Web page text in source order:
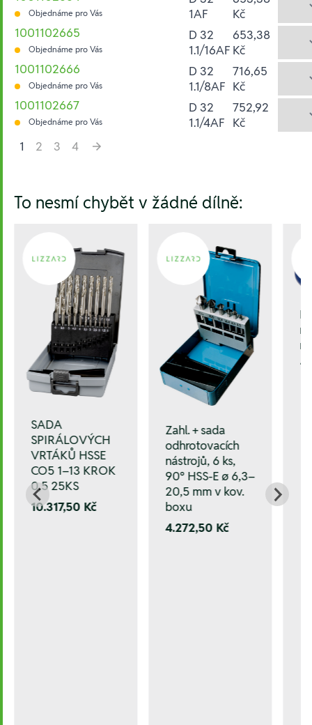
Objednáme pro Vás
1AF
Kč
1001102665
Objednáme pro Vás
D 32
1.1/16AF
653,38
Kč
1001102666
Objednáme pro Vás
D 32
1.1/8AF
716,65
Kč
1001102667
Objednáme pro Vás
D 32
1.1/4AF
752,92
Kč
1
2 3
4
To nesmí chybět v žádné dílně:
SADA
SPIRÁLOVÝCH
VRTÁKŮ HSSE
CO5 1–13 KROK
0,5 25KS
10.317,50 Kč
Zahl. + sada
odhrotovacích
nástrojů, 6 ks,
90° HSS-E ø 6,3–
20,5 mm v kov.
boxu
4.272,50 Kč